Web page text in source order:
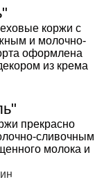
коржи с
и молочно-
оформлена
из крема
прекрасно
сливочным
молока и